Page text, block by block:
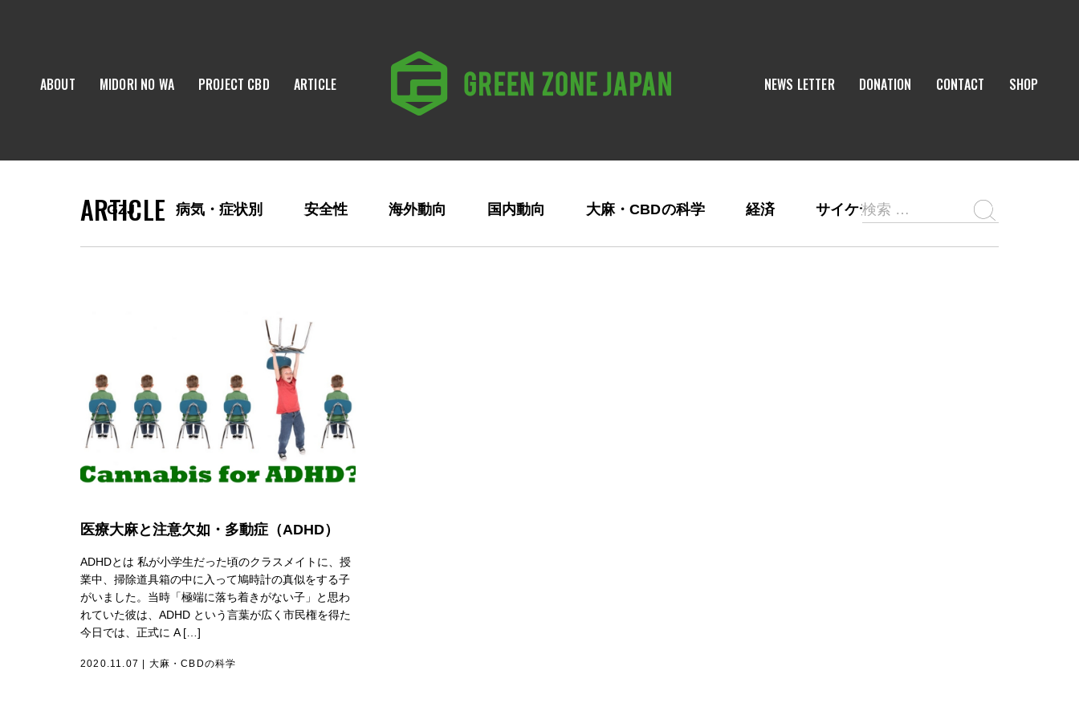
ABOUT MIDORI NO WA PROJECT CBD ARTICLE NEWS LETTER DONATION CONTACT SHOP
ARTICLE
GZJ 病気・症状別 安全性 海外動向 国内動向 大麻・CBDの科学 経済 サイケデリックス
医療大麻と注意欠如・多動症（ADHD）
ADHDとは 私が小学生だった頃のクラスメイトに、授
業中、掃除道具箱の中に入って鳩時計の真似をする子
がいました。当時「極端に落ち着きがない子」と思わ
れていた彼は、ADHD という言葉が広く市民権を得た
今日では、正式に A […]
2020.11.07 大麻・CBDの科学